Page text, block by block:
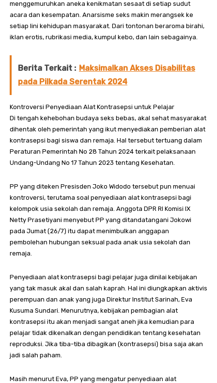
menggemuruhkan aneka kenikmatan sesaat di setiap sudut
acara dan kesempatan. Anarsisme seks makin merangsek ke
setiap lini kehidupan masyarakat. Dari tontonan beraroma birahi,
iklan erotis, rubrikasi media, kumpul kebo, dan lain sebagainya.
Berita Terkait : Maksimalkan Akses Disabilitas
pada Pilkada Serentak 2024
Kontroversi Penyediaan Alat Kontrasepsi untuk Pelajar
Di tengah kehebohan budaya seks bebas, akal sehat masyarakat
dihentak oleh pemerintah yang ikut menyediakan pemberian alat
kontrasepsi bagi siswa dan remaja. Hal tersebut tertuang dalam
Peraturan Pemerintah No 28 Tahun 2024 terkait pelaksanaan
Undang-Undang No 17 Tahun 2023 tentang Kesehatan.
PP yang diteken Presisden Joko Widodo tersebut pun menuai
kontroversi, terutama soal penyediaan alat kontrasepsi bagi
kelompok usia sekolah dan remaja. Anggota DPR RI Komisi IX
Netty Prasetiyani menyebut PP yang ditandatangani Jokowi
pada Jumat (26/7) itu dapat menimbulkan anggapan
pembolehan hubungan seksual pada anak usia sekolah dan
remaja.
Penyediaan alat kontrasepsi bagi pelajar juga dinilai kebijakan
yang tak masuk akal dan salah kaprah. Hal ini diungkapkan aktivis
perempuan dan anak yang juga Direktur Institut Sarinah, Eva
Kusuma Sundari. Menurutnya, kebijakan pembagian alat
kontrasepsi itu akan menjadi sangat aneh jika kemudian para
pelajar tidak dikenalkan dengan pendidikan tentang kesehatan
reproduksi. Jika tiba-tiba dibagikan (kontrasepsi) bisa saja akan
jadi salah paham.
Masih menurut Eva, PP yang mengatur penyediaan alat